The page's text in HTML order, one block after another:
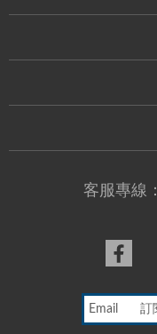
客服專線：
Email